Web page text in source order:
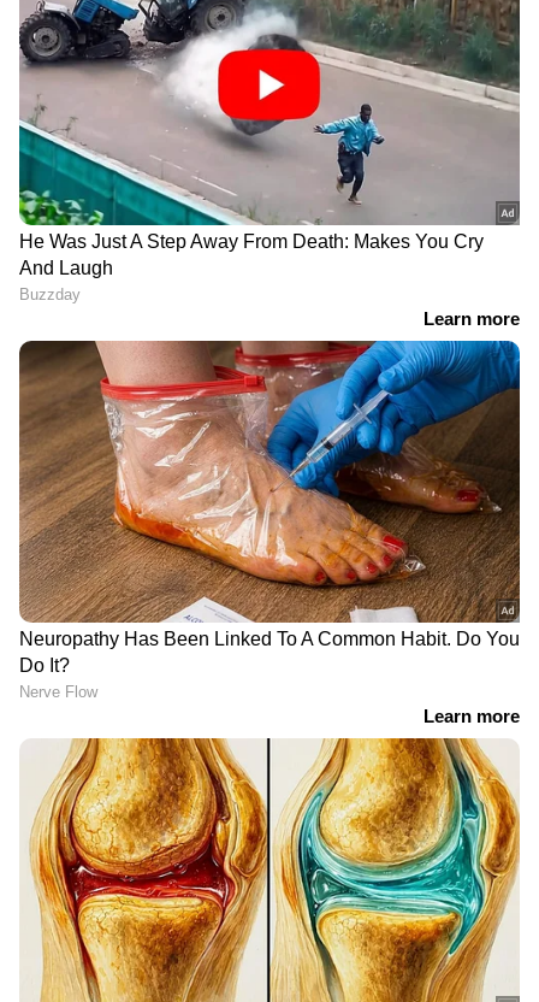
കടലിൽ മീൻ
പിടിക്കുന്നതിനിടെ
നെഞ്ചുവേദന:
ആലപ്പുഴയിൽ
ദാരുണാന്ത്യം
പശുവിനെ
കറക്കുന്നതിനിടെ
തെരഞ്ഞ് പിടിച്ച് കൊന്നു
തിരൂരില്‍ 10,430 ലിറ്റര്‍
സ്പിരിറ്റ് പിടികൂടിയ കേസ്;
ഒരു വർഷത്തിന് ശേഷം
അറസ്റ്റ്
വെള്ളമെടുക്കാൻ എന്ന
പേരിൽ വീട്ടിൽ എത്തി,
പെൺകുട്ടിയെ പീഡിപ്പിച്ചു;
പോക്സോ കേസ് പ്രതിക്ക്
ആറുവർഷം കഠിനതടവ്
LATEST VIDEOS
'ആ കാക്കി യൂണിഫോം ഇടാൻ നീ
പൊലീസിനെ വെല്ലുവിളിച്ച്
അർജുൻ ആയങ്കി
തൃശ്ശൂരിൽ സ്വകാര്യ ബസ് അപകടം;
ബസ് ഇടിച്ചത് അഞ്ച്
വാഹനങ്ങളിൽ, അപകടത്തിൽ
ഒരാൾക്ക് ദാരുണാന്ത്യം